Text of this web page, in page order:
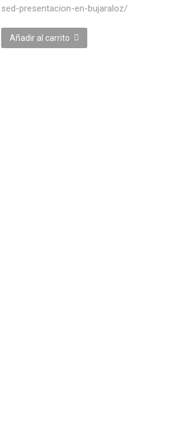
sed-presentacion-en-bujaraloz/
Añadir al carrito